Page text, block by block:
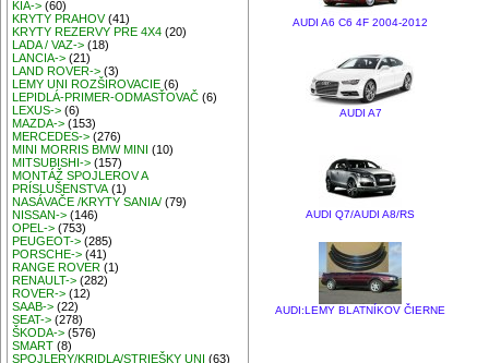
KIA-> (60)
KRYTY PRAHOV(41)
KRYTY REZERVY PRE 4X4 (20)
LADA / VAZ-> (18)
LANCIA-> (21)
LAND ROVER-> (3)
LEMY UNI ROZŠIROVACIE (6)
LEPIDLÁ-PRIMER-ODMASŤOVAČ (6)
LEXUS-> (6)
MAZDA-> (153)
MERCEDES-> (276)
MINI MORRIS BMW MINI
(10)
MITSUBISHI-> (157)
MONTÁŽ SPOJLEROV A
PRÍSLUŠENSTVA (1)
NASÁVAČE /KRYTY SANIA/ (79)
NISSAN-> (146)
OPEL-> (753)
PEUGEOT-> (285)
PORSCHE-> (41)
RANGE ROVER (1)
RENAULT-> (282)
ROVER-> (12)
SAAB-> (22)
SEAT-> (278)
ŠKODA-> (576)
SMART (8)
SPOJLERY/KRIDLA/STRIEŠKY UNI
(63)
AUDI A6 C6 4F 2004-2012
AUDI A7
AUDI Q7/AUDI A8/RS
AUDI:LEMY BLATNÍKOV ČIERNE